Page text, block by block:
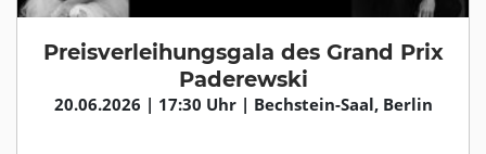
Preisverleihungsgala des Grand Prix
Paderewski
20.06.2026 | 17:30 Uhr | Bechstein-Saal, Berlin